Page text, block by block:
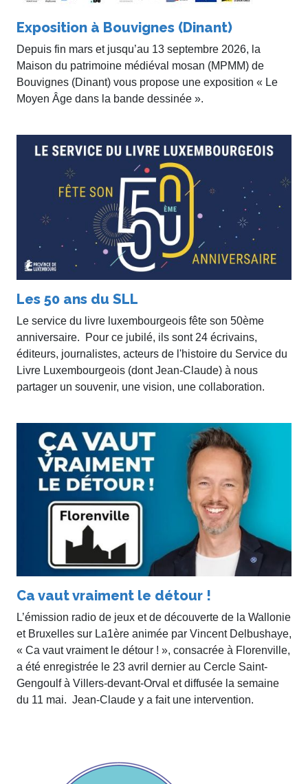
Exposition à Bouvignes (Dinant)
Depuis fin mars et jusqu’au 13 septembre 2026, la
Maison du patrimoine médiéval mosan (MPMM) de
Bouvignes (Dinant) vous propose une exposition « Le
Moyen Âge dans la bande dessinée ».
Les 50 ans du SLL
Le service du livre luxembourgeois fête son 50ème
anniversaire. Pour ce jubilé, ils sont 24 écrivains,
éditeurs, journalistes, acteurs de l'histoire du Service du
Livre Luxembourgeois (dont Jean-Claude) à nous
partager un souvenir, une vision, une collaboration.
Ca vaut vraiment le détour !
L’émission radio de jeux et de découverte de la Wallonie
et Bruxelles sur La1ère animée par Vincent Delbushaye,
« Ca vaut vraiment le détour ! », consacrée à Florenville,
a été enregistrée le 23 avril dernier au Cercle Saint-
Gengoulf à Villers-devant-Orval et diffusée la semaine
du 11 mai. Jean-Claude y a fait une intervention.